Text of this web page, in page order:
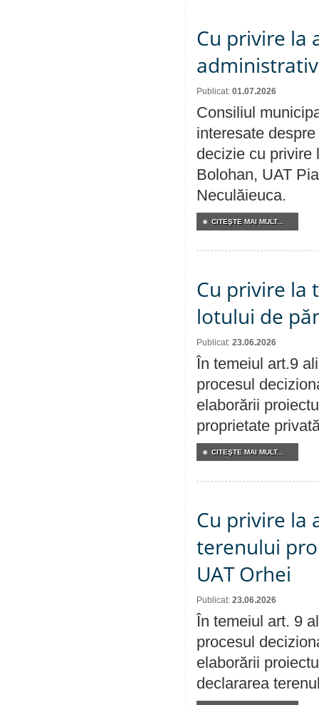
Cu privire la
Publicat: 01.07.2026
Consiliul
interesate
decizie cu privire
Bolohan, UAT
Neculăieuca.
CITEŞTE MAI MULT...
Cu privire la
lotului de
Publicat: 23.06.2026
În temeiul art.9
procesul
elaborării
proprietate
CITEŞTE MAI MULT...
Cu privire la
terenului
UAT Orhei
Publicat: 23.06.2026
În temeiul art. 9
procesul
elaborării
declararea